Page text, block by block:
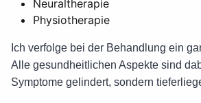
Neuraltherapie
Physiotherapie
Ich verfolge bei der Behandlung ein
Alle gesundheitlichen Aspekte sind
Symptome gelindert, sondern